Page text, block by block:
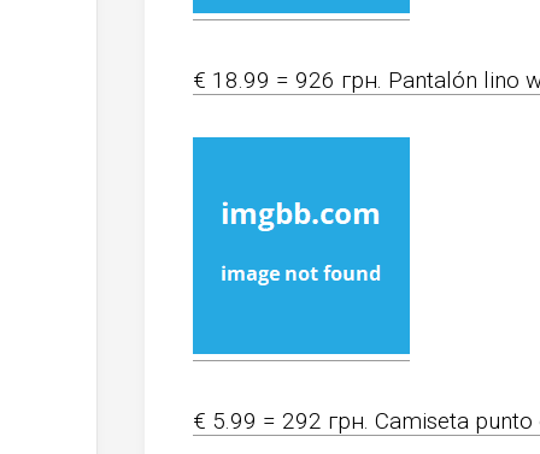
€ 18.99 = 926 грн. Pantalón lino
€ 5.99 = 292 грн. Camiseta punto